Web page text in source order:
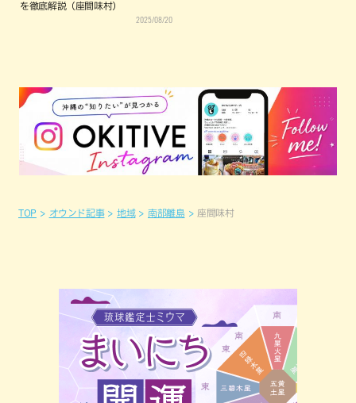
を徹底解説（座間味村）
2025/08/20
TOP オウンド記事 地域 南部離島 座間味村